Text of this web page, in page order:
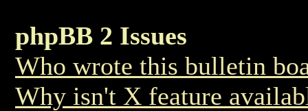
phpBB 2 Issues
Who wrote this bulletin
Why isn't X feature